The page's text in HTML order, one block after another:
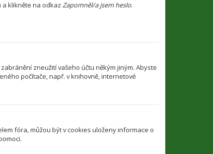
klikněte na odkaz Zapomněl/a jsem heslo.
zneužití vašeho účtu někým jiným. Abyste
počítače, např. v knihovně, internetové
fóra, můžou být v cookies uloženy informace o